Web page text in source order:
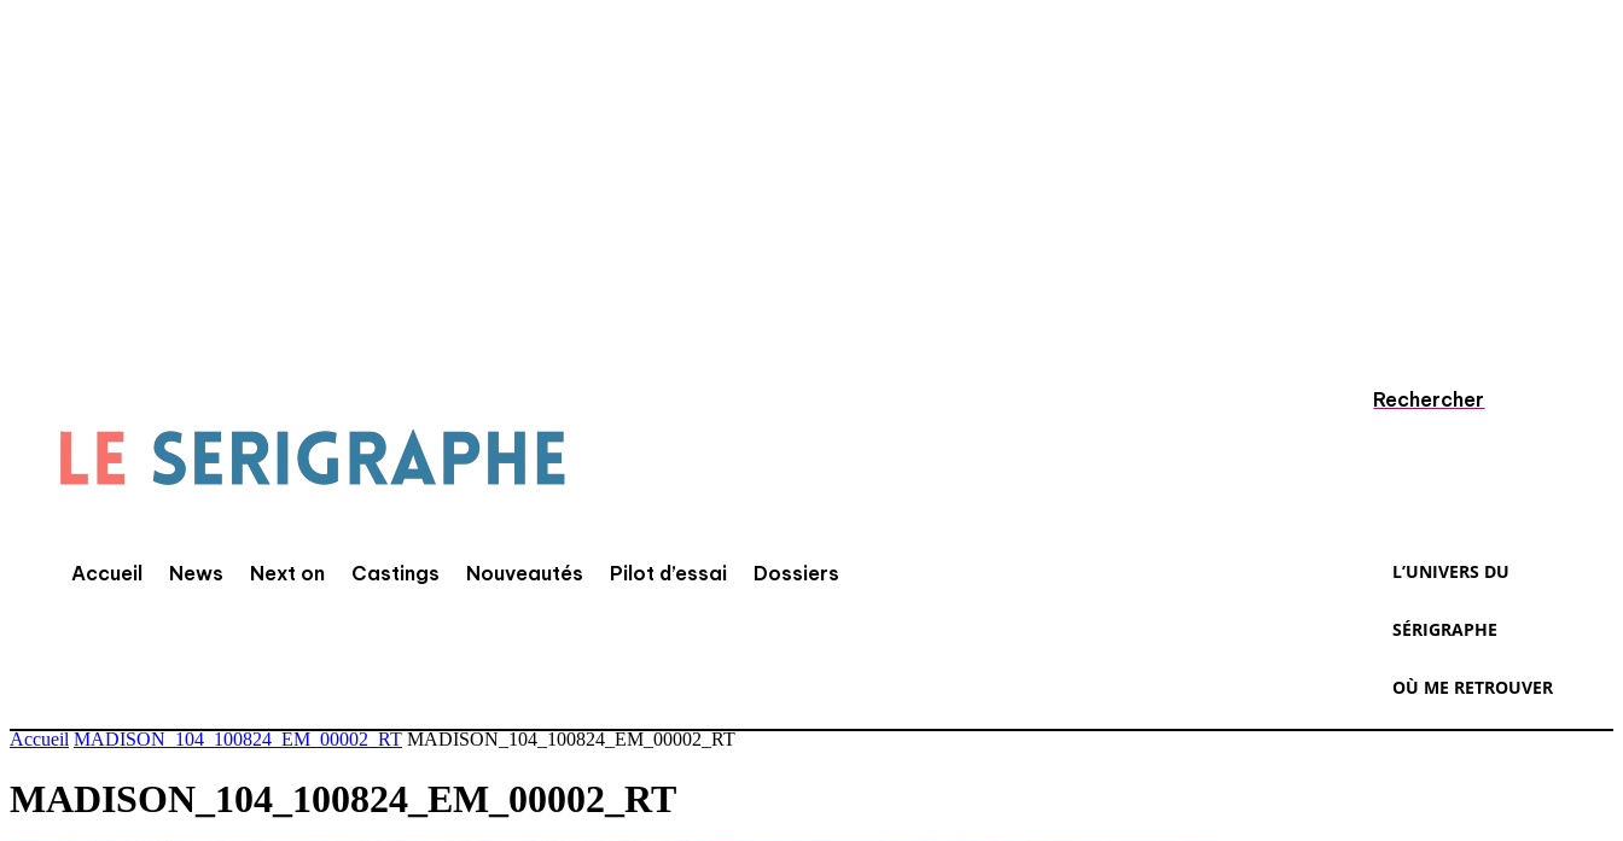
Accueil News Next on Castings Nouveautés Pilot d’essai Dossiers
Rechercher
L’UNIVERS DU
SÉRIGRAPHE
OÙ ME RETROUVER
Accueil MADISON_104_100824_EM_00002_RT MADISON_104_100824_EM_00002_RT
MADISON_104_100824_EM_00002_RT